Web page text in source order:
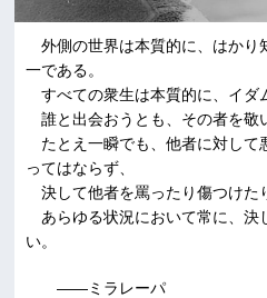
外側の世界は本質的に、はかり
一である。
すべての衆生は本質的に、イダ
誰と出会おうとも、その者を敬
たとえ一瞬でも、他者に対して
ってはならず、
決して他者を罵ったり傷つけた
あらゆる状況において常に、決
い。
――ミラレーパ